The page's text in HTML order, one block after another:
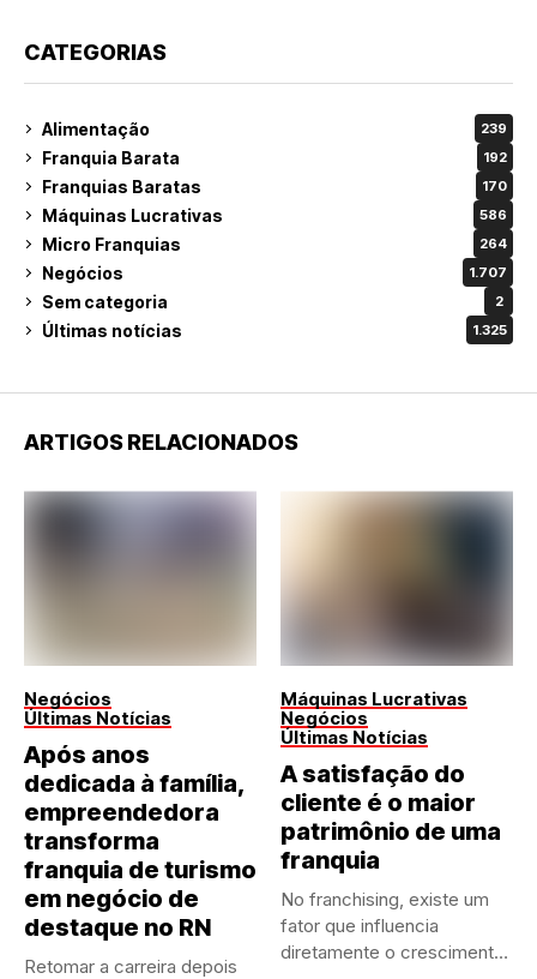
CATEGORIAS
Alimentação 239
Franquia Barata 192
Franquias Baratas 170
Máquinas Lucrativas 586
Micro Franquias 264
Negócios 1.707
Sem categoria 2
Últimas notícias 1.325
ARTIGOS RELACIONADOS
Negócios
Últimas Notícias
Após anos
dedicada à família,
empreendedora
transforma
franquia de turismo
em negócio de
destaque no RN
Retomar a carreira depois
Máquinas Lucrativas
Negócios
Últimas Notícias
A satisfação do
cliente é o maior
patrimônio de uma
franquia
No franchising, existe um
fator que influencia
diretamente o crescimento